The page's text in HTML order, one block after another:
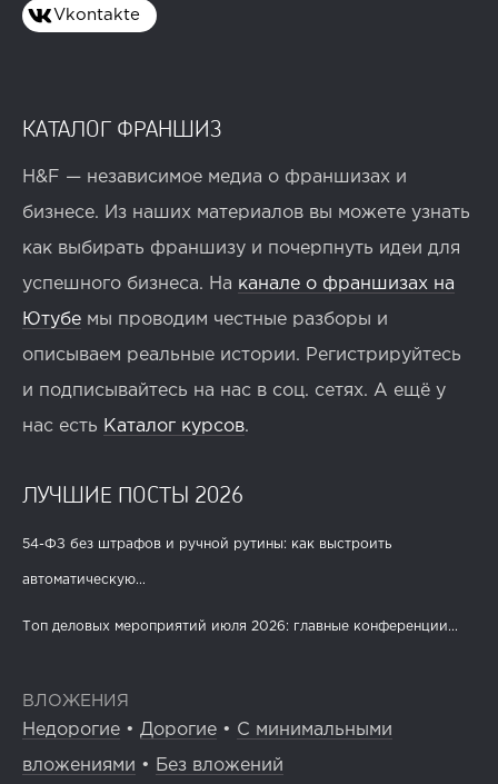
Vkontakte
КАТАЛОГ ФРАНШИЗ
H&F — независимое медиа о франшизах и
бизнесе. Из наших материалов вы можете узнать
как выбирать франшизу и почерпнуть идеи для
успешного бизнеса. На канале о франшизах на
Ютубе мы проводим честные разборы и
описываем реальные истории. Регистрируйтесь
и подписывайтесь на нас в соц. сетях. А ещё у
нас есть Каталог курсов.
ЛУЧШИЕ ПОСТЫ 2026
54-ФЗ без штрафов и ручной рутины: как выстроить
автоматическую...
Топ деловых мероприятий июля 2026: главные конференции...
ВЛОЖЕНИЯ
Недорогие • Дорогие • С минимальными
вложениями • Без вложений